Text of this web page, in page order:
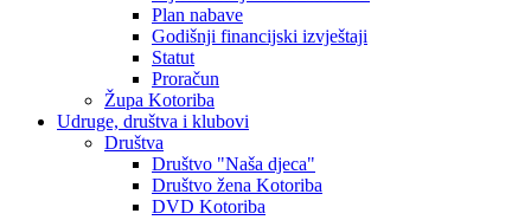
Plan nabave
Godišnji financijski izvještaji
Statut
Proračun
Župa Kotoriba
Udruge, društva i klubovi
Društva
Društvo "Naša djeca"
Društvo žena Kotoriba
DVD Kotoriba